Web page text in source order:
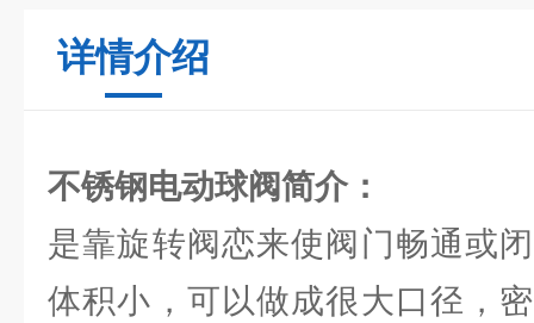
详情介绍
不锈钢电动球阀简介：
是靠旋转阀恋来使阀门畅通或
体积小，可以做成很大口径，